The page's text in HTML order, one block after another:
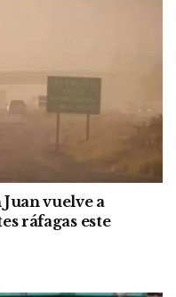
vuelve a
ráfagas este